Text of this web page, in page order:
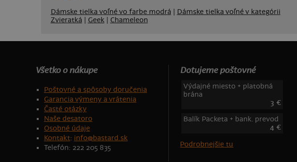
Dámske tielka voľné vo farbe modrá
Dámske tielka voľné v kategórii
Zvieratká
Geek| Chameleon
Všetko o nákupe
Poštovné a spôsoby doručenia
Garancia výmeny a vrátenia
Časté otázky
Naše desatoro
Osobné údaje
Kontakt: info@bastard.sk
Telefón: 222 205 835
Dotujeme poštovné
Výdajné miesto + platobná
brána
3 €
Balík Packeta + bank. prevod
4 €
Podrobnejšie tu